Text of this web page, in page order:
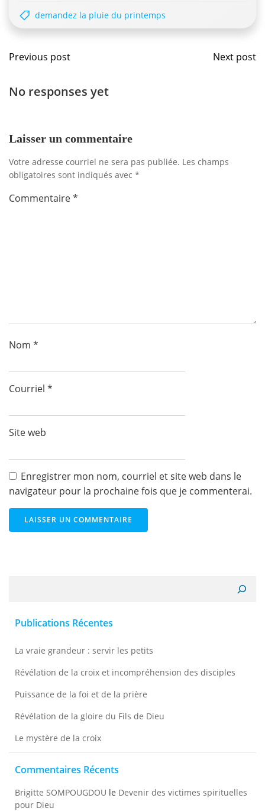
demandez la pluie du printemps
Navigation
de
Previous post Next post
No responses yet
Laisser un commentaire
Votre adresse courriel ne sera pas publiée. Les champs
obligatoires sont indiqués avec *
Commentaire*
Nom *
Courriel *
Site web
Enregistrer mon nom, courriel et site web dans le
navigateur pour la prochaine fois que je commenterai.
Publications Récentes
La vraie grandeur : servir les petits
Révélation de la croix et incompréhension des disciples
Puissance de la foi et de la prière
Révélation de la gloire du Fils de Dieu
Le mystère de la croix
Commentaires Récents
Brigitte SOMPOUGDOU le Devenir des victimes spirituelles
pour Dieu